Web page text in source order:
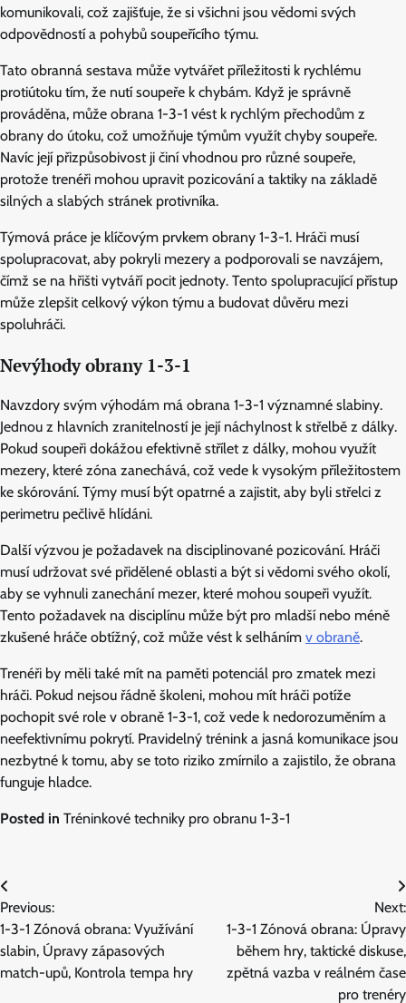
komunikovali, což zajišťuje, že si všichni jsou vědomi svých
odpovědností a pohybů soupeřícího týmu.
Tato obranná sestava může vytvářet příležitosti k rychlému
protiútoku tím, že nutí soupeře k chybám. Když je správně
prováděna, může obrana 1-3-1 vést k rychlým přechodům z
obrany do útoku, což umožňuje týmům využít chyby soupeře.
Navíc její přizpůsobivost ji činí vhodnou pro různé soupeře,
protože trenéři mohou upravit pozicování a taktiky na základě
silných a slabých stránek protivníka.
Týmová práce je klíčovým prvkem obrany 1-3-1. Hráči musí
spolupracovat, aby pokryli mezery a podporovali se navzájem,
čímž se na hřišti vytváří pocit jednoty. Tento spolupracující přístup
může zlepšit celkový výkon týmu a budovat důvěru mezi
spoluhráči.
Nevýhody obrany 1-3-1
Navzdory svým výhodám má obrana 1-3-1 významné slabiny.
Jednou z hlavních zranitelností je její náchylnost k střelbě z dálky.
Pokud soupeři dokážou efektivně střílet z dálky, mohou využít
mezery, které zóna zanechává, což vede k vysokým příležitostem
ke skórování. Týmy musí být opatrné a zajistit, aby byli střelci z
perimetru pečlivě hlídáni.
Další výzvou je požadavek na disciplinované pozicování. Hráči
musí udržovat své přidělené oblasti a být si vědomi svého okolí,
aby se vyhnuli zanechání mezer, které mohou soupeři využít.
Tento požadavek na disciplínu může být pro mladší nebo méně
zkušené hráče obtížný, což může vést k selháním v obraně.
Trenéři by měli také mít na paměti potenciál pro zmatek mezi
hráči. Pokud nejsou řádně školeni, mohou mít hráči potíže
pochopit své role v obraně 1-3-1, což vede k nedorozuměním a
neefektivnímu pokrytí. Pravidelný trénink a jasná komunikace jsou
nezbytné k tomu, aby se toto riziko zmírnilo a zajistilo, že obrana
funguje hladce.
Posted in Tréninkové techniky pro obranu 1-3-1
Post
navigation
Previous:
1-3-1 Zónová obrana: Využívání
slabin, Úpravy zápasových
match-upů, Kontrola tempa hry
Next:
1-3-1 Zónová obrana: Úpravy
během hry, taktické diskuse,
zpětná vazba v reálném čase
pro trenéry